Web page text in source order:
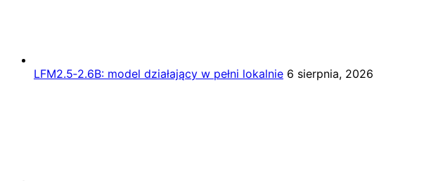
LFM2.5‑2.6B: model działający w pełni lokalnie 6 sierpnia, 2026